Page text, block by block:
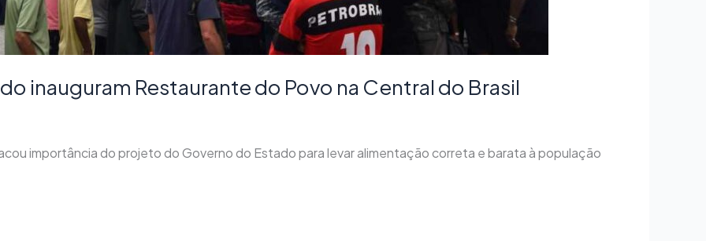
inauguram Restaurante do Povo na Central do Brasil
importância do projeto do Governo do Estado para levar alimentação correta e barata à população